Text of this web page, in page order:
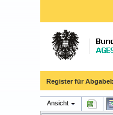
Register für
Ansicht